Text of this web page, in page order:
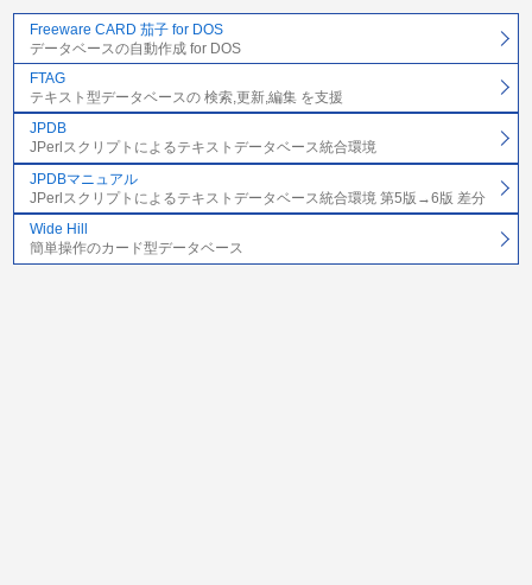
Freeware CARD 茄子 for DOS
データベースの自動作成 for DOS
FTAG
テキスト型データベースの 検索,更新,編集 を支援
JPDB
JPerlスクリプトによるテキストデータベース統合環境
JPDBマニュアル
JPerlスクリプトによるテキストデータベース統合環境 第5版→6版 差分
Wide Hill
簡単操作のカード型データベース